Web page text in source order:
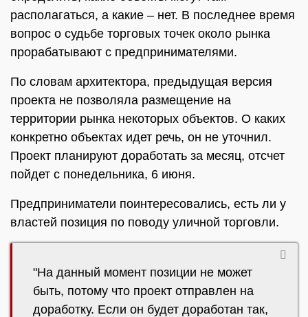
располагаться, а какие – нет. В последнее время
вопрос о судьбе торговых точек около рынка
прорабатывают с предпринимателями.
По словам архитектора, предыдущая версия
проекта не позволяла размещение на
территории рынка некоторых объектов. О каких
конкретно объектах идет речь, он не уточнил.
Проект планируют доработать за месяц, отсчет
пойдет с понедельника, 6 июня.
Предприниматели поинтересовались, есть ли у
властей позиция по поводу уличной торговли.
"На данный момент позиции не может
быть, потому что проект отправлен на
доработку. Если он будет доработан так,